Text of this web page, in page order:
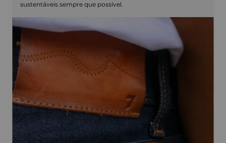
sustentáveis sempre que possível.